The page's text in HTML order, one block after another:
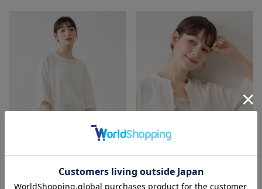
MELROSE CLAIRE
タンクトップ
MELROSE CLAIRE
タンクトップ